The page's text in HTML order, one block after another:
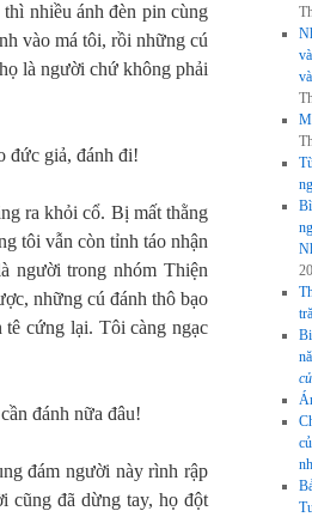
nhiều ánh đèn pin cùng
vào má tôi, rồi những cú
là người chứ không phải
đức giả, đánh đi!
ra khỏi cổ. Bị mất thằng
tôi vẫn còn tỉnh táo nhận
người trong nhóm Thiện
những cú đánh thô bạo
cứng lại. Tôi càng ngạc
đánh nữa đâu!
đám người này rình rập
cũng đã dừng tay, họ đột